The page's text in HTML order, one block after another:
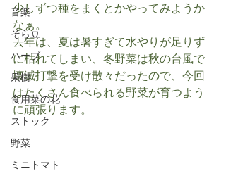
音楽
そら豆
ハーブ
果樹
食用菜の花
ストック
野菜
ミニトマト
少しずつ種をまくとかやってみようか
なぁ。
去年は、夏は暑すぎて水やりが足りず
に枯れてしまい、冬野菜は秋の台風で
壊滅打撃を受け散々だったので、今回
はたくさん食べられる野菜が育つよう
に頑張ります。